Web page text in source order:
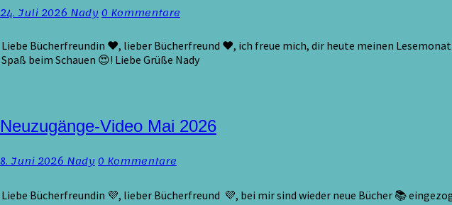
24. Juli 2026NadyKommentare
0 Kommentare
Liebe Bücherfreundin ♥, lieber Bücherfreund ♥, ich freue mich, dir heute meinen
Spaß beim Schauen 😍! Liebe Grüße Nady
Neuzugänge-
Video
2026
Neuzugänge-Video Mai 2026
8. Juni 2026NadyKommentare
0 Kommentare
Liebe Bücherfreundin 💜, lieber Bücherfreund 💜, bei mir sind wieder neue Bücher 📚